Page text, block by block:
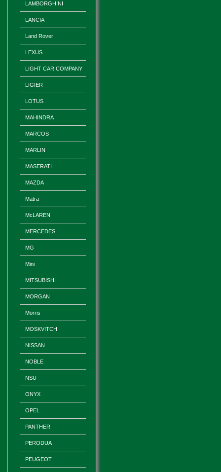
LAMBORGHINI
LANCIA
Land Rover
LEXUS
LIGHT CAR COMPANY
LIGIER
LOTUS
MAHINDRA
MARCOS
MARLIN
MASERATI
MAZDA
Matra
McLAREN
MERCEDES
MG
Mini
MITSUBISHI
MORGAN
Morris
MOSKVITCH
NISSAN
NOBLE
NSU
ONYX
OPEL
PANTHER
PERODUA
PEUGEOT